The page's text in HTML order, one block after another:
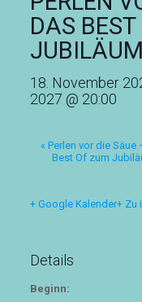
DAS
JUBILÄUM
18. November
2027 @ 20:00
«Perlen vor die Säue
Best Of zum
+ Google Kalender+ Zu
Details
Beginn: